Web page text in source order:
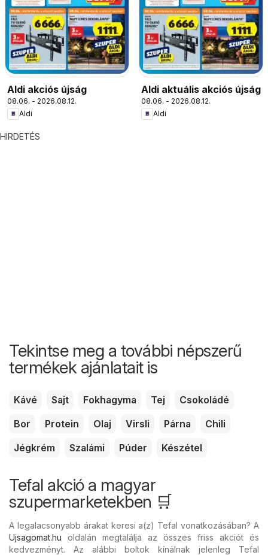
Aldi akciós újság
08.06. - 2026.08.12.
Aldi
Aldi aktuális akciós újság
08.06. - 2026.08.12.
Aldi
HIRDETÉS
Tekintse meg a további népszerű
termékek ajánlatait is
Kávé Sajt Fokhagyma Tej
Csokoládé
Bor
Protein Olaj Virsli Párna
Chili
Jégkrém
Szalámi Púder Készétel
Tefal akció a magyar
szupermarketekben 🛒
A legalacsonyabb árakat keresi a(z) Tefal vonatkozásában? A
Ujsagomat.hu oldalán megtalálja az összes friss akciót és
kedvezményt. Az alábbi boltok kínálnak jelenleg Tefal